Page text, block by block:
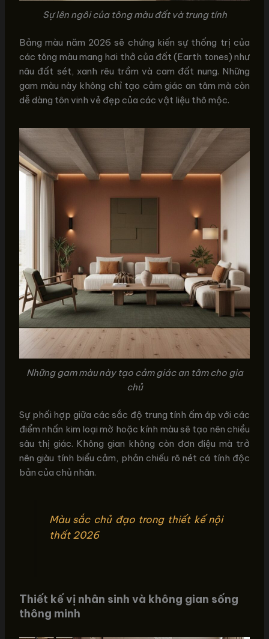
Sự lên ngôi của tông màu đất và trung tính
Bảng màu năm 2026 sẽ chứng kiến sự thống trị của
các tông màu mang hơi thở của đất (Earth tones) như
nâu đất sét, xanh rêu trầm và cam đất nung. Những
gam màu này không chỉ tạo cảm giác an tâm mà còn
dễ dàng tôn vinh vẻ đẹp của các vật liệu thô mộc.
Những gam màu này tạo cảm giác an tâm cho gia
chủ
Sự phối hợp giữa các sắc độ trung tính ấm áp với các
điểm nhấn kim loại mờ hoặc kính màu sẽ tạo nên chiều
sâu thị giác. Không gian không còn đơn điệu mà trở
nên giàu tính biểu cảm, phản chiếu rõ nét cá tính độc
bản của chủ nhân.
Màu sắc chủ đạo trong thiết kế nội
thất 2026
Thiết kế vị nhân sinh và không gian sống
thông minh